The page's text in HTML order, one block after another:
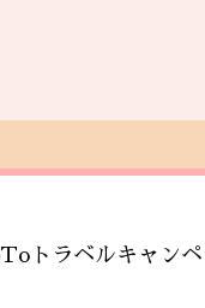
トラベルキャン